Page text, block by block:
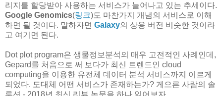
리지를 할당받아 사용하는 서비스가 늘어나고 있는 추세이다.
Google Genomics(링크)도 마찬가지 개념의 서비스로 이해
하면 될 것이다. 말하자면 Galaxy의 상용 버전 비슷한 것이라
고 여기면 된다.
Dot plot program은 생물정보분석의 매우 고전적인 사례인데,
Gepard를 처음으로 써 보다가 최신 트렌드인 cloud
computing을 이용한 유전체 데이터 분석 서비스까지 이르게
되었다. 도대체 어떤 서비스가 존재하는가? 게으른 사람의 솔
루션 - 2018년 최신 리뷰 논문을 하나 읽어보자.